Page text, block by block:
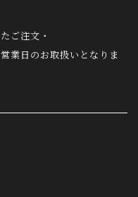
ご注文・
業日のお取扱いとなりま